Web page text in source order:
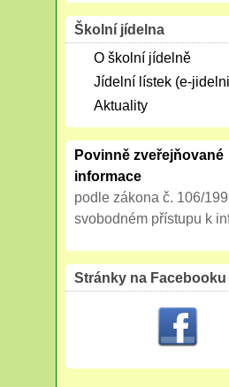
Školní jídelna
O školní jídelně
Jídelní lístek (e-
Aktuality
Povinně zveřejňované
informace
podle zákona č. 106/
svobodném přístupu k
Stránky na Facebooku